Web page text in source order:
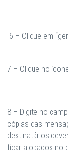
6 – Clique em
7 – Clique no
8 – Digite no
cópias das
destinatários
ficar alocados no